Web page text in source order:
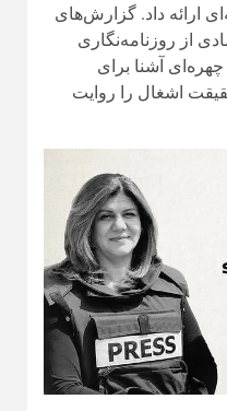
ارائه داد. گزارش‌های
از روزنامه‌نگاری
آشنا برای
اشغال را روایت